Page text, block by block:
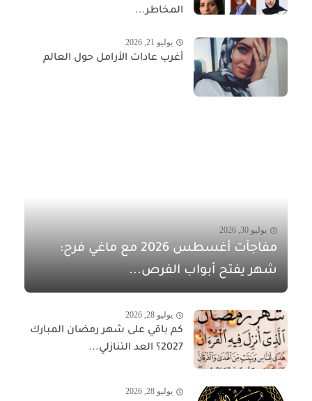
المخاطر...
يوليو 21, 2026
أغرب عادات الأرامل حول العالم
يوليو 30, 2026
مفاجآت أغسطس 2026 مع ماغي فرح:
شهر يفتح أبواب الفرص...
يوليو 28, 2026
كم باقي على شهر رمضان المبارك
2027؟ العد التنازلي...
يوليو 28, 2026